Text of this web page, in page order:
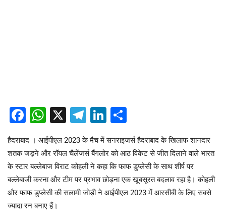
Facebook
WhatsApp
X Telegram
LinkedIn
हैदराबाद । आईपीएल 2023 के मैच में सनराइजर्स हैदराबाद के खिलाफ शानदार
शतक जड़ने और रॉयल चैलेंजर्स बैंगलोर को आठ विकेट से जीत दिलाने वाले भारत
के स्टार बल्लेबाज विराट कोहली ने कहा कि फाफ डुप्लेसी के साथ शीर्ष पर
बल्लेबाजी करना और टीम पर प्रभाव छोड़ना एक खूबसूरत बदलाव रहा है। कोहली
और फाफ डुप्लेसी की सलामी जोड़ी ने आईपीएल 2023 में आरसीबी के लिए सबसे
ज्यादा रन बनाए हैं।